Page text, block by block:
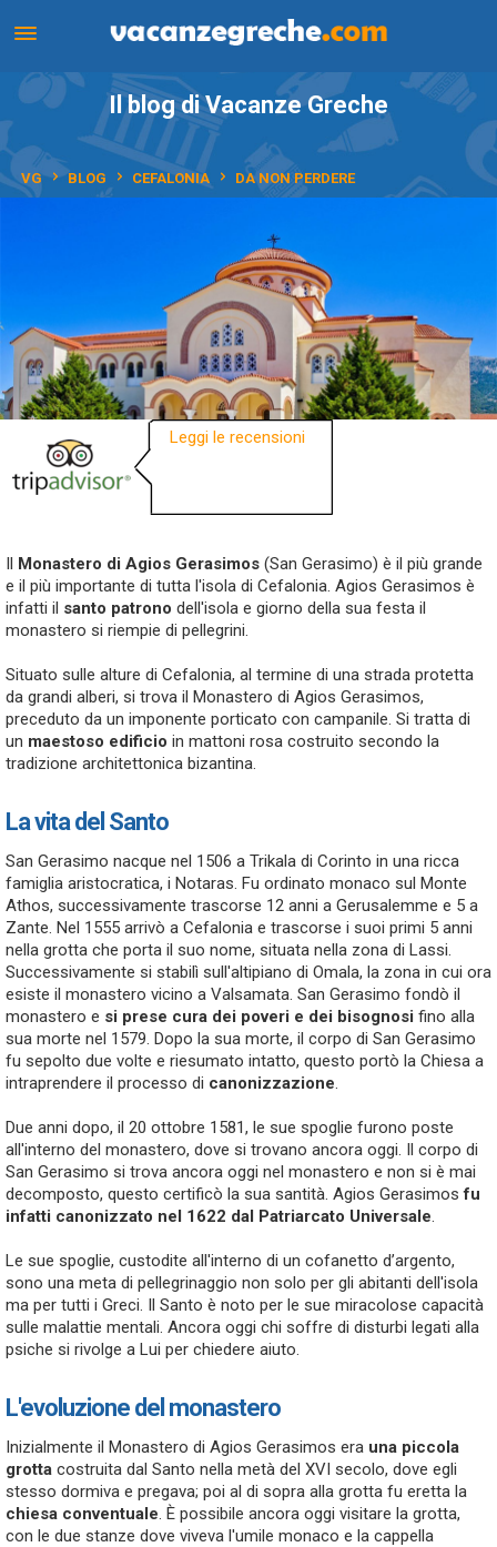
Il blog di Vacanze Greche
VG BLOG CEFALONIA DA NON PERDERE
Il Monastero di Agios Gerasimos (San Gerasimo) è il più grande
e il più importante di tutta l'isola di Cefalonia. Agios Gerasimos è
infatti il santo patrono dell'isola e giorno della sua festa il
monastero si riempie di pellegrini.
Situato sulle alture di Cefalonia, al termine di una strada protetta
da grandi alberi, si trova il Monastero di Agios Gerasimos,
preceduto da un imponente porticato con campanile. Si tratta di
un maestoso edificio in mattoni rosa costruito secondo la
tradizione architettonica bizantina.
La vita del Santo
San Gerasimo nacque nel 1506 a Trikala di Corinto in una ricca
famiglia aristocratica, i Notaras. Fu ordinato monaco sul Monte
Athos, successivamente trascorse 12 anni a Gerusalemme e 5 a
Zante. Nel 1555 arrivò a Cefalonia e trascorse i suoi primi 5 anni
nella grotta che porta il suo nome, situata nella zona di Lassi.
Successivamente si stabilì sull'altipiano di Omala, la zona in cui ora
esiste il monastero vicino a Valsamata. San Gerasimo fondò il
monastero e si prese cura dei poveri e dei bisognosi fino alla
sua morte nel 1579. Dopo la sua morte, il corpo di San Gerasimo
fu sepolto due volte e riesumato intatto, questo portò la Chiesa a
intraprendere il processo di canonizzazione.
Due anni dopo, il 20 ottobre 1581, le sue spoglie furono poste
all'interno del monastero, dove si trovano ancora oggi. Il corpo di
San Gerasimo si trova ancora oggi nel monastero e non si è mai
decomposto, questo certificò la sua santità. Agios Gerasimosfu
infatti canonizzato nel 1622 dal Patriarcato Universale.
Le sue spoglie, custodite all'interno di un cofanetto d’argento,
sono una meta di pellegrinaggio non solo per gli abitanti dell'isola
ma per tutti i Greci. Il Santo è noto per le sue miracolose capacità
sulle malattie mentali. Ancora oggi chi soffre di disturbi legati alla
psiche si rivolge a Lui per chiedere aiuto.
L'evoluzione del monastero
Inizialmente il Monastero di Agios Gerasimos era una piccola
grotta costruita dal Santo nella metà del XVI secolo, dove egli
stesso dormiva e pregava; poi al di sopra alla grotta fu eretta la
chiesa conventuale. È possibile ancora oggi visitare la grotta,
con le due stanze dove viveva l'umile monaco e la cappella
Leggi le recensioni